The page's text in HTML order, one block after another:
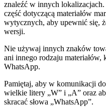
znaleźć w innych
część dotyczącą materiałów
wytycznych, aby upewnić się,
wersji.
Nie używaj innych znaków
ani innego rodzaju materiałów,
WhatsApp.
Pamiętaj, aby w komunikacji
wielkie litery „W” i „A” oraz
skracać słowa „WhatsApp”.